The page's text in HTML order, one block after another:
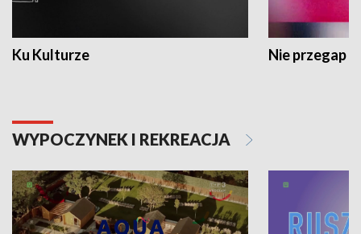
Ku Kulturze Nie przegap
WYPOCZYNEK I REKREACJA